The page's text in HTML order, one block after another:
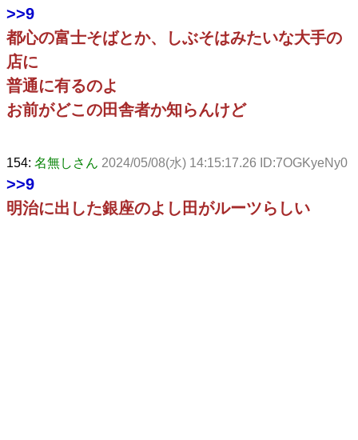
>>9
都心の富士そばとか、しぶそはみたいな大手の
店に
普通に有るのよ
お前がどこの田舎者か知らんけど
154: 名無しさん 2024/05/08(水) 14:15:17.26 ID:7OGKyeNy0
>>9
明治に出した銀座のよし田がルーツらしい